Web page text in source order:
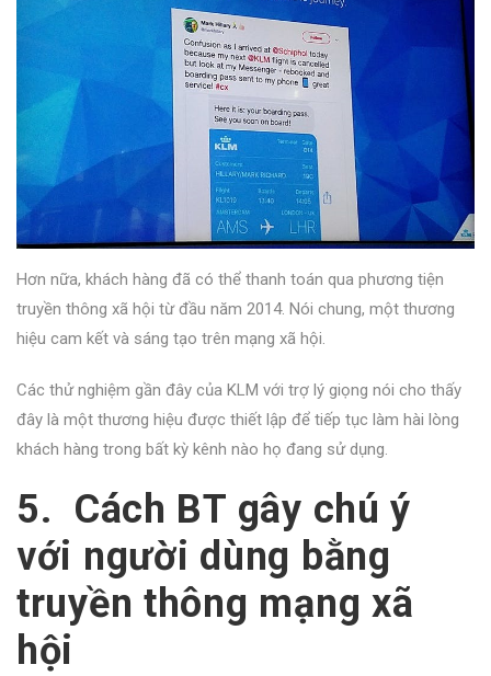
Hơn nữa, khách hàng đã có thể thanh toán qua phương tiện
truyền thông xã hội từ đầu năm 2014. Nói chung, một thương
hiệu cam kết và sáng tạo trên mạng xã hội.
Các thử nghiệm gần đây của KLM với trợ lý giọng nói cho thấy
đây là một thương hiệu được thiết lập để tiếp tục làm hài lòng
khách hàng trong bất kỳ kênh nào họ đang sử dụng.
5. Cách BT gây chú ý
với người dùng bằng
truyền thông mạng xã
hội